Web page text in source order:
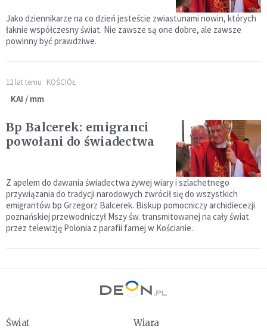
Jako dziennikarze na co dzień jesteście zwiastunami nowin, których
łaknie współczesny świat. Nie zawsze są one dobre, ale zawsze
powinny być prawdziwe.
12 lat temu KOŚCIÓŁ
KAI / mm
Bp Balcerek: emigranci
powołani do świadectwa
Z apelem do dawania świadectwa żywej wiary i szlachetnego
przywiązania do tradycji narodowych zwrócił się do wszystkich
emigrantów bp Grzegorz Balcerek. Biskup pomocniczy archidiecezji
poznańskiej przewodniczył Mszy św. transmitowanej na cały świat
przez telewizję Polonia z parafii farnej w Kościanie.
Świat
Wiara